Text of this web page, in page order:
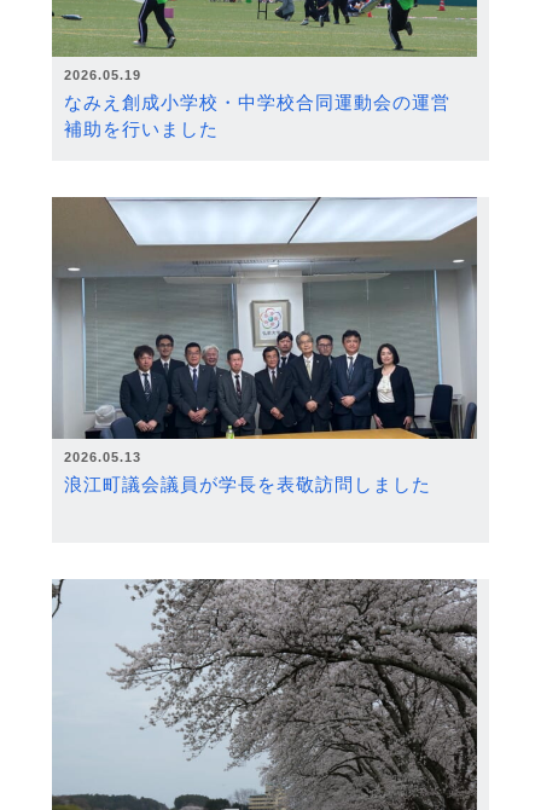
2026.05.19
なみえ創成小学校・中学校合同運動会の運営
補助を行いました
2026.05.13
浪江町議会議員が学長を表敬訪問しました